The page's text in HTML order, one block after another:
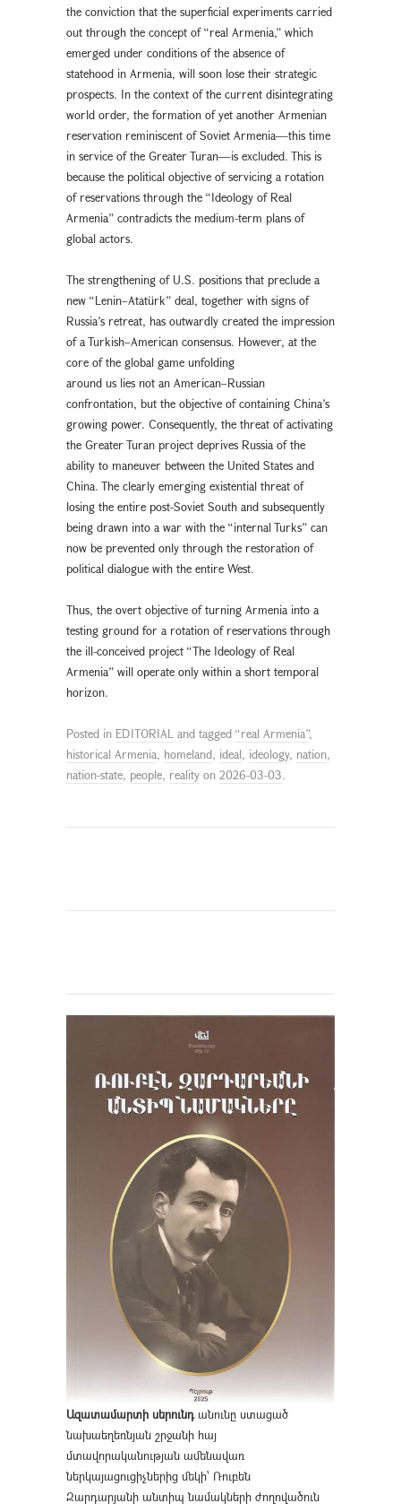
the conviction that the superficial experiments carried
out through the concept of “real Armenia,” which
emerged under conditions of the absence of
statehood in Armenia, will soon lose their strategic
prospects. In the context of the current disintegrating
world order, the formation of yet another Armenian
reservation reminiscent of Soviet Armenia—this time
in service of the Greater Turan—is excluded. This is
because the political objective of servicing a rotation
of reservations through the “Ideology of Real
Armenia” contradicts the medium-term plans of
global actors.
The strengthening of U.S. positions that preclude a
new “Lenin–Atatürk” deal, together with signs of
Russia’s retreat, has outwardly created the impression
of a Turkish–American consensus. However, at the
core of the global game unfolding
around us lies not an American–Russian
confrontation, but the objective of containing China’s
growing power. Consequently, the threat of activating
the Greater Turan project deprives Russia of the
ability to maneuver between the United States and
China. The clearly emerging existential threat of
losing the entire post-Soviet South and subsequently
being drawn into a war with the “internal Turks” can
now be prevented only through the restoration of
political dialogue with the entire West.
Thus, the overt objective of turning Armenia into a
testing ground for a rotation of reservations through
the ill-conceived project “The Ideology of Real
Armenia” will operate only within a short temporal
horizon.
Posted in EDITORIAL and tagged “real Armenia”,
historical Armenia, homeland, ideal, ideology, nation,
nation-state, people, reality on 2026-03-03.
Ազատամարտի սերունդանունը ստացած
նախաեղեռնյան շրջանի հայ
մտավորականության ամենավառ
ներկայացուցիչներից մեկի՝ Ռուբեն
Զարդարյանի անտիպ նամակների ժողովածուն